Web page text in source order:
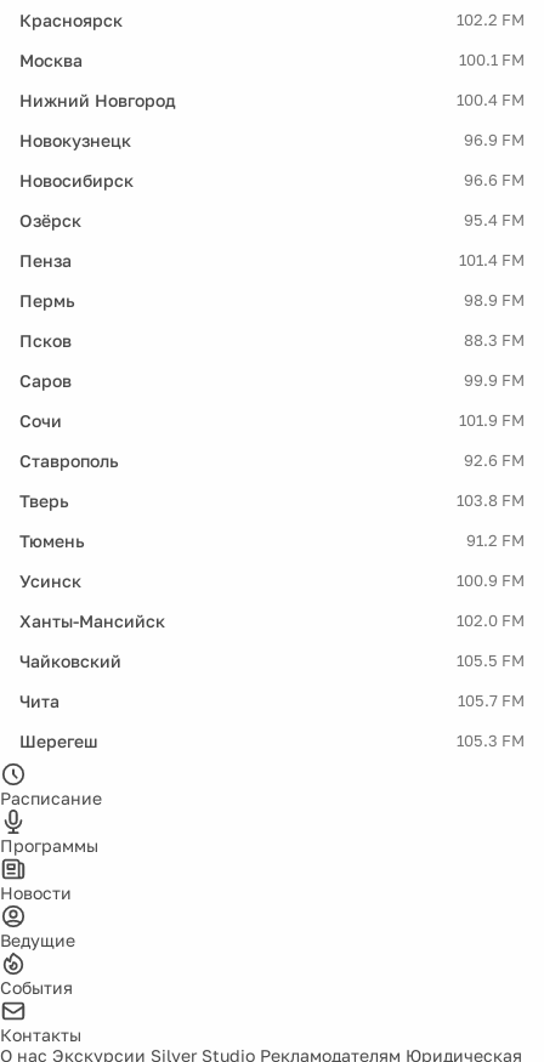
Красноярск 102.2 FM
Москва 100.1 FM
Нижний Новгород 100.4 FM
Новокузнецк 96.9 FM
Новосибирск 96.6 FM
Озёрск 95.4 FM
Пенза 101.4 FM
Пермь 98.9 FM
Псков 88.3 FM
Саров 99.9 FM
Сочи 101.9 FM
Ставрополь 92.6 FM
Тверь 103.8 FM
Тюмень 91.2 FM
Усинск 100.9 FM
Ханты-Мансийск 102.0 FM
Чайковский 105.5 FM
Чита 105.7 FM
Шерегеш 105.3 FM
Расписание
Программы
Новости
Ведущие
События
Контакты
О нас Экскурсии Silver Studio Рекламодателям Юридическая